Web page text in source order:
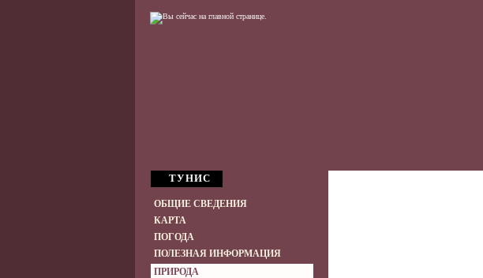
ТУНИС
ОБЩИЕ СВЕДЕНИЯ
КАРТА
ПОГОДА
ПОЛЕЗНАЯ ИНФОРМАЦИЯ
ПРИРОДА